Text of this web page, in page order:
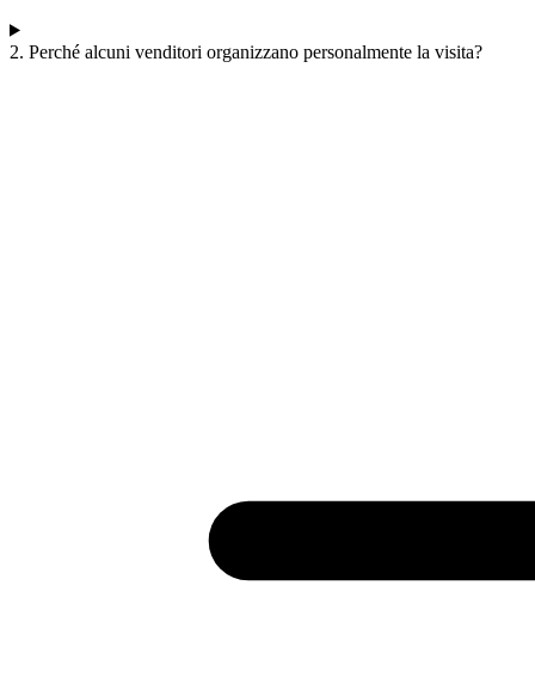
2. Perché alcuni venditori organizzano personalmente la visita?